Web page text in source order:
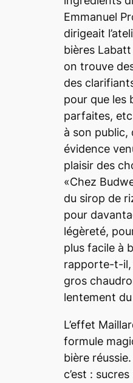
Emmanuel
dirigeait
bières
on trouve
des
pour que les
parfaites,
à son public,
évidence
plaisir des
«Chez
du sirop de
pour
légèreté,
plus facile à
rapporte-t-il,
gros
lentement
L’effet
formule
bière
c’est :